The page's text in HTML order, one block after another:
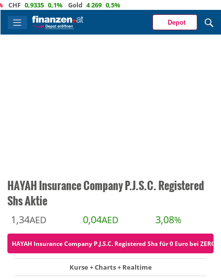
0,9335 0,1% Gold 4 269 0,5%
Depot
HAYAH Insurance Company P.J.S.C. Registered
Shs Aktie
1,34AED 0,04AED 3,08%
HAYAH Insurance Company P.J.S.C. Registered Shs für 0 Euro bei ZERO
Kurse + Charts + Realtime